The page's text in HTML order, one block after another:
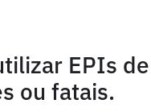
EPIs
ou fatais.